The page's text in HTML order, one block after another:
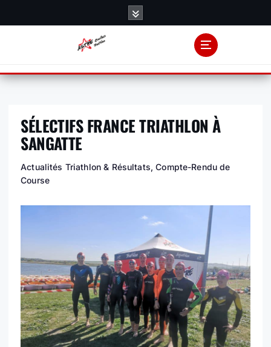
o
SÉLECTIFS FRANCE TRIATHLON À
SANGATTE
Actualités Triathlon & Résultats,Compte-Rendu de
Course